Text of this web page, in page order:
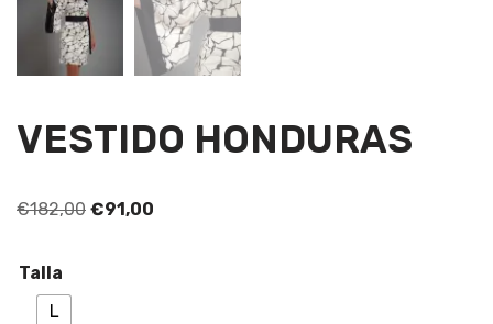
VESTIDO HONDURAS
€182,00 €91,00
Talla
L